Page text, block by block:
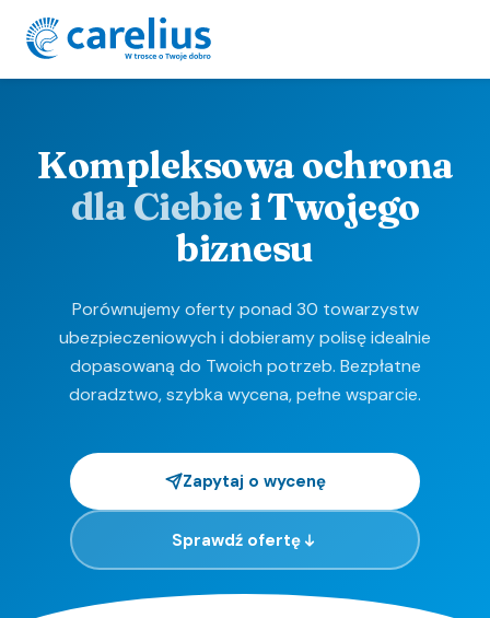
Kompleksowa ochrona
dla Ciebiei Twojego
biznesu
Porównujemy oferty ponad 30 towarzystw
ubezpieczeniowych i dobieramy polisę idealnie
dopasowaną do Twoich potrzeb. Bezpłatne
doradztwo, szybka wycena, pełne wsparcie.
Zapytaj o wycenę
Sprawdź ofertę